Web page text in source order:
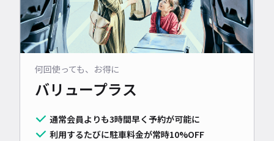
何回使っても、お得に
バリュープラス
通常会員よりも3時間早く予約が可能に
利用するたびに駐車料金が常時10%OFF